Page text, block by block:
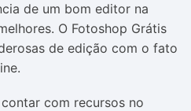
de um bom editor na
O Fotoshop Grátis
de edição com o fato
com recursos no